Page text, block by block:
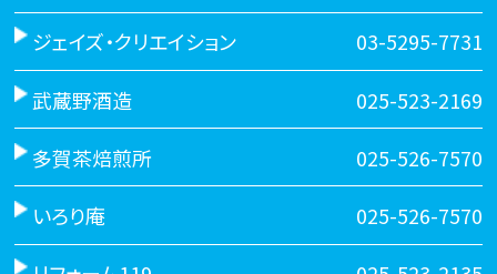
ジェイズ・クリエイション 03-5295-7731
武蔵野酒造 025-523-2169
多賀茶焙煎所 025-526-7570
いろり庵 025-526-7570